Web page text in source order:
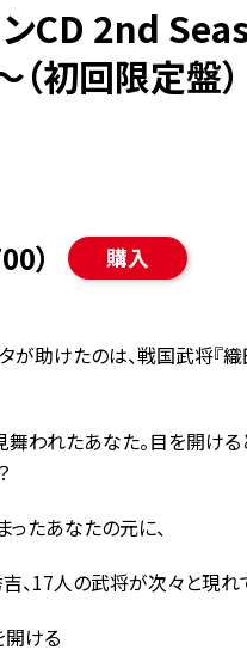
ンCD 2nd
初回限定盤）
） 購入
が助けたのは、戦国武将『
われたあなた。目を開ける
たあなたの元に、
、17人の武将が次々と現
ける――